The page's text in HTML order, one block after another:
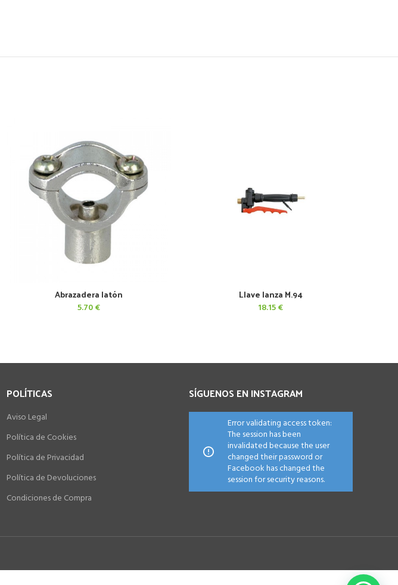
AÑADIR AL CARRITO
Abrazadera latón
5.70€
AÑADIR AL CARRITO
Llave lanza M.94
18.15€
POLÍTICAS
Aviso Legal
Política de Cookies
Política de Privacidad
Política de Devoluciones
Condiciones de Compra
SÍGUENOS EN INSTAGRAM
Error validating access token:
The session has been
invalidated because the user
changed their password or
Facebook has changed the
session for security reasons.